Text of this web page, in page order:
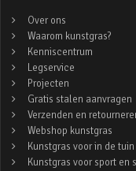
Over ons
Waarom kunstgras?
Kenniscentrum
Legservice
Projecten
Gratis stalen aanvragen
Verzenden en
Webshop kunstgras
Kunstgras voor in de tuin
Kunstgras voor sport en